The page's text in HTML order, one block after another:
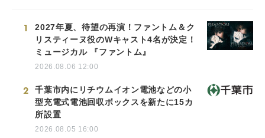
1
2027年夏、待望の再演！ファントム＆ク
リスティーヌ役のWキャスト4名が決定！
ミュージカル 『ファントム』
2026.08.06 12:00
2
千葉市内にリチウムイオン電池などの小
型充電式電池回収ボックスを新たに15カ
所設置
2026.08.05 16:00